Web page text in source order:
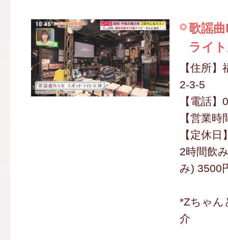
歌謡
ライ
【住所
2-3-5
【電話
【営業
【定休日
2時間飲
み) 3500
*Zちゃん
介